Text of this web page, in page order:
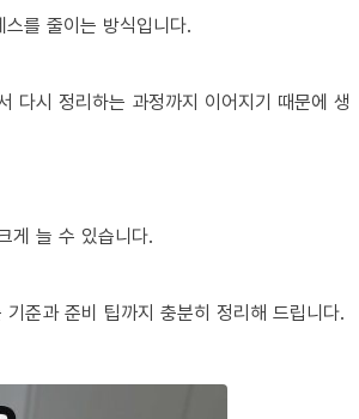
를 줄이는 방식입니다.
다시 정리하는 과정까지 이어지기 때문에 생
게 늘 수 있습니다.
준과 준비 팁까지 충분히 정리해 드립니다.